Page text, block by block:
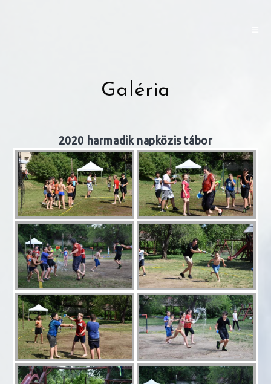
Galéria
2020 harmadik napközis tábor